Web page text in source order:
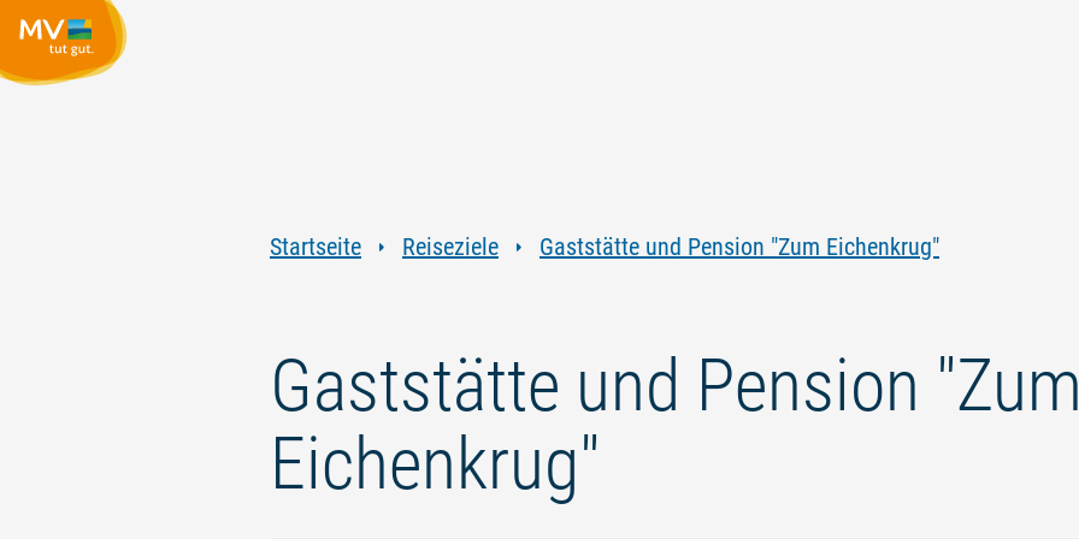
Startseite Reiseziele Gaststätte und Pension "Zum Eichenkrug"
Gaststätte und Pension "Zum
Eichenkrug"